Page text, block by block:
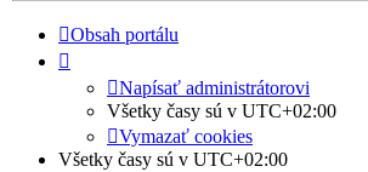
Obsah portálu
Napísať administrátorovi
Všetky časy sú v UTC+02:00
Vymazať cookies
Všetky časy sú v UTC+02:00